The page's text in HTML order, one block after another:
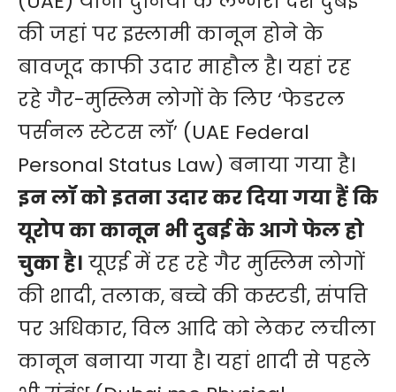
की जहां पर इस्लामी कानून होने के
बावजूद काफी उदार माहौल है। यहां रह
रहे गैर-मुस्लिम लोगों के लिए ‘फेडरल
पर्सनल स्टेटस लॉ’ (UAE Federal
Personal Status Law) बनाया गया है।
इन लॉ को इतना उदार कर दिया गया हैं कि
यूरोप का कानून भी दुबई के आगे फेल हो
चुका है। यूएई में रह रहे गैर मुस्लिम लोगों
की शादी, तलाक, बच्चे की कस्टडी, संपत्ति
पर अधिकार, विल आदि को लेकर लचीला
कानून बनाया गया है। यहां शादी से पहले